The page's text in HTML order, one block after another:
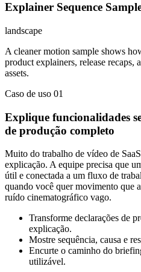
Explainer Sequence
landscape
A cleaner motion sample shows
product explainers, release recaps,
assets.
Caso de uso 01
Explique funcionalidades
de produção completo
Muito do trabalho de vídeo de
explicação. A equipe precisa que
útil e conectada a um fluxo de
quando você quer movimento que
ruído cinematográfico vago.
Transforme declarações de
explicação.
Mostre sequência, causa e
Encurte o caminho do
utilizável.